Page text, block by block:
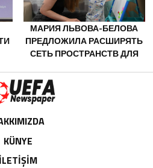
МАРИЯ ЛЬВОВА-БЕЛОВА
ПРЕДЛОЖИЛА РАСШИРЯТЬ
СЕТЬ ПРОСТРАНСТВ ДЛЯ
KÜNYE
İLETİŞİM